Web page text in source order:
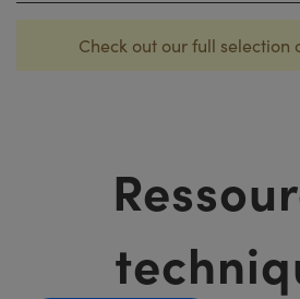
Check out our full selection